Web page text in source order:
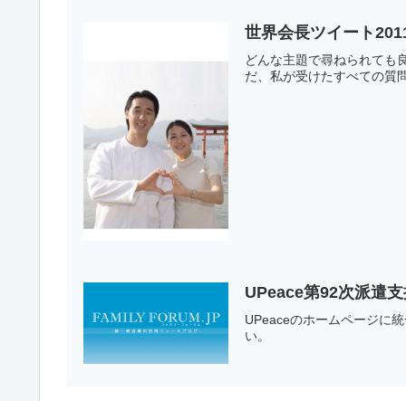
世界会長ツイート
どんな主題で尋ねられても
だ、私が受けたすべての質
UPeace第92次派遣
UPeaceのホームページに
い。 第92次